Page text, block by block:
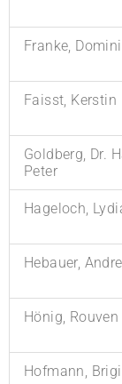
Franke,
Faisst, Kerstin
Goldberg, Dr.
Peter
Hageloch,
Hebauer,
Hönig, Rouven
Hofmann,